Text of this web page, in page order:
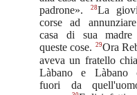
padrone».
28La
corse ad
casa di sua madre
queste cose. 29Ora
aveva un fratello
Làbano e Làbano
fuori da